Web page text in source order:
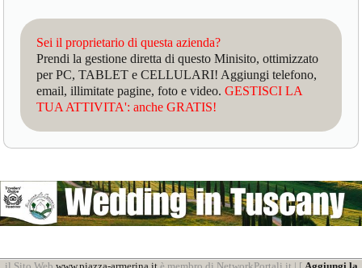
Sei il proprietario di questa azienda?
Prendi la gestione diretta di questo Minisito, ottimizzato
per PC, TABLET e CELLULARI! Aggiungi telefono,
email, illimitate pagine, foto e video.GESTISCI LA
TUA ATTIVITA': anche GRATIS!